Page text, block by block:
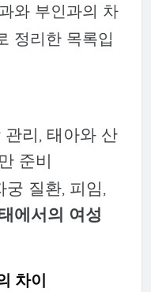
와 부인과의 차
정리한 목록입
리, 태아와 산
준비
궁 질환, 피임,
에서의 여성
차이